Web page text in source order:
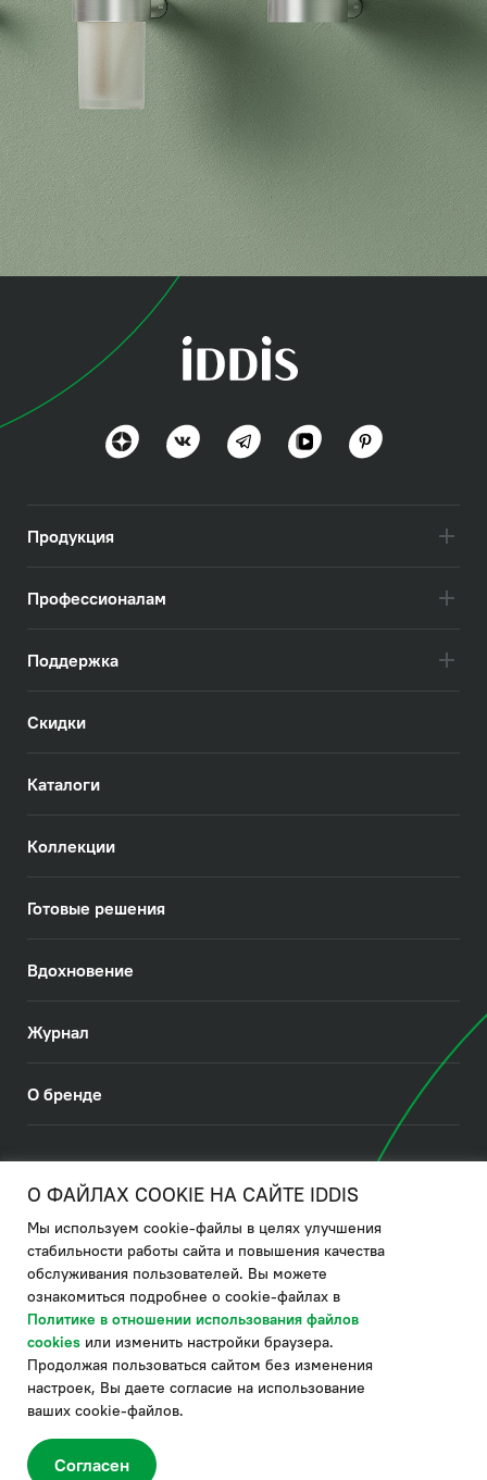
коллекция
Петит (Petite)
Продукция
Профессионалам
Поддержка
Скидки
Каталоги
Коллекции
Готовые решения
Вдохновение
Журнал
О бренде
Политика в отношении использования файлов cookies
Политика обработки ПДн
Политика в области управления цепочкой поставки
по системе "НСЛС"
Производитель оставляет за собой право в любой момент
вносить изменения в комплектацию, дизайн и характеристики
товара, не ухудшающие его качество.
О ФАЙЛАХ COOKIE НА САЙТЕ IDDIS
Мы используем cookie-файлы в целях улучшения
стабильности работы сайта и повышения качества
обслуживания пользователей. Вы можете
ознакомиться подробнее о cookie-файлах в
Политике в отношении использования файлов
cookies или изменить настройки браузера.
Продолжая пользоваться сайтом без изменения
настроек, Вы даете согласие на использование
ваших cookie-файлов.
Согласен